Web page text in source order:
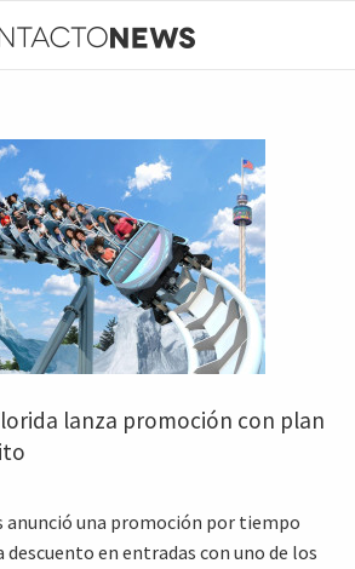
lanza promoción con plan
anunció una promoción por tiempo
en entradas con uno de los